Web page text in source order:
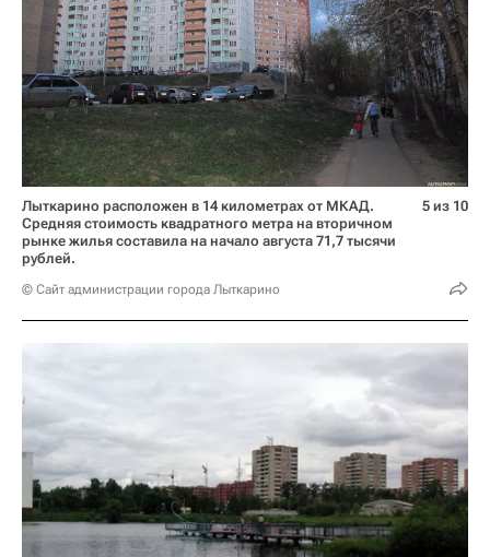
Лыткарино расположен в 14 километрах от МКАД.
Средняя стоимость квадратного метра на вторичном
рынке жилья составила на начало августа 71,7 тысячи
рублей.
© Сайт администрации города Лыткарино
5 из 10